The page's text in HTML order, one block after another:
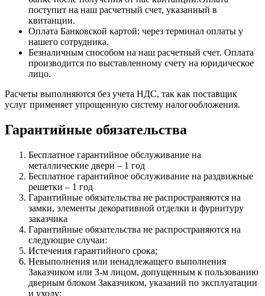
поступит на наш расчетный счет, указанный в
квитанции.
Оплата Банковской картой: через терминал оплаты у
нашего сотрудника.
Безналичным способом на наш расчетный счет. Оплата
производится по выставленному счету на юридическое
лицо.
Расчеты выполняются без учета НДС, так как поставщик
услуг применяет упрощенную систему налогообложения.
Гарантийные обязательства
Бесплатное гарантийное обслуживание на
металлические двери – 1 год
Бесплатное гарантийное обслуживание на раздвижные
решетки – 1 год
Гарантийные обязательства не распространяются на
замки, элементы декоративной отделки и фурнитуру
заказчика
Гарантийные обязательства не распространяются на
следующие случаи:
Истечения гарантийного срока;
Невыполнения или ненадлежащего выполнения
Заказчиком или 3-м лицом, допущенным к пользованию
дверным блоком Заказчиком, указаний по эксплуатации
и уходу;